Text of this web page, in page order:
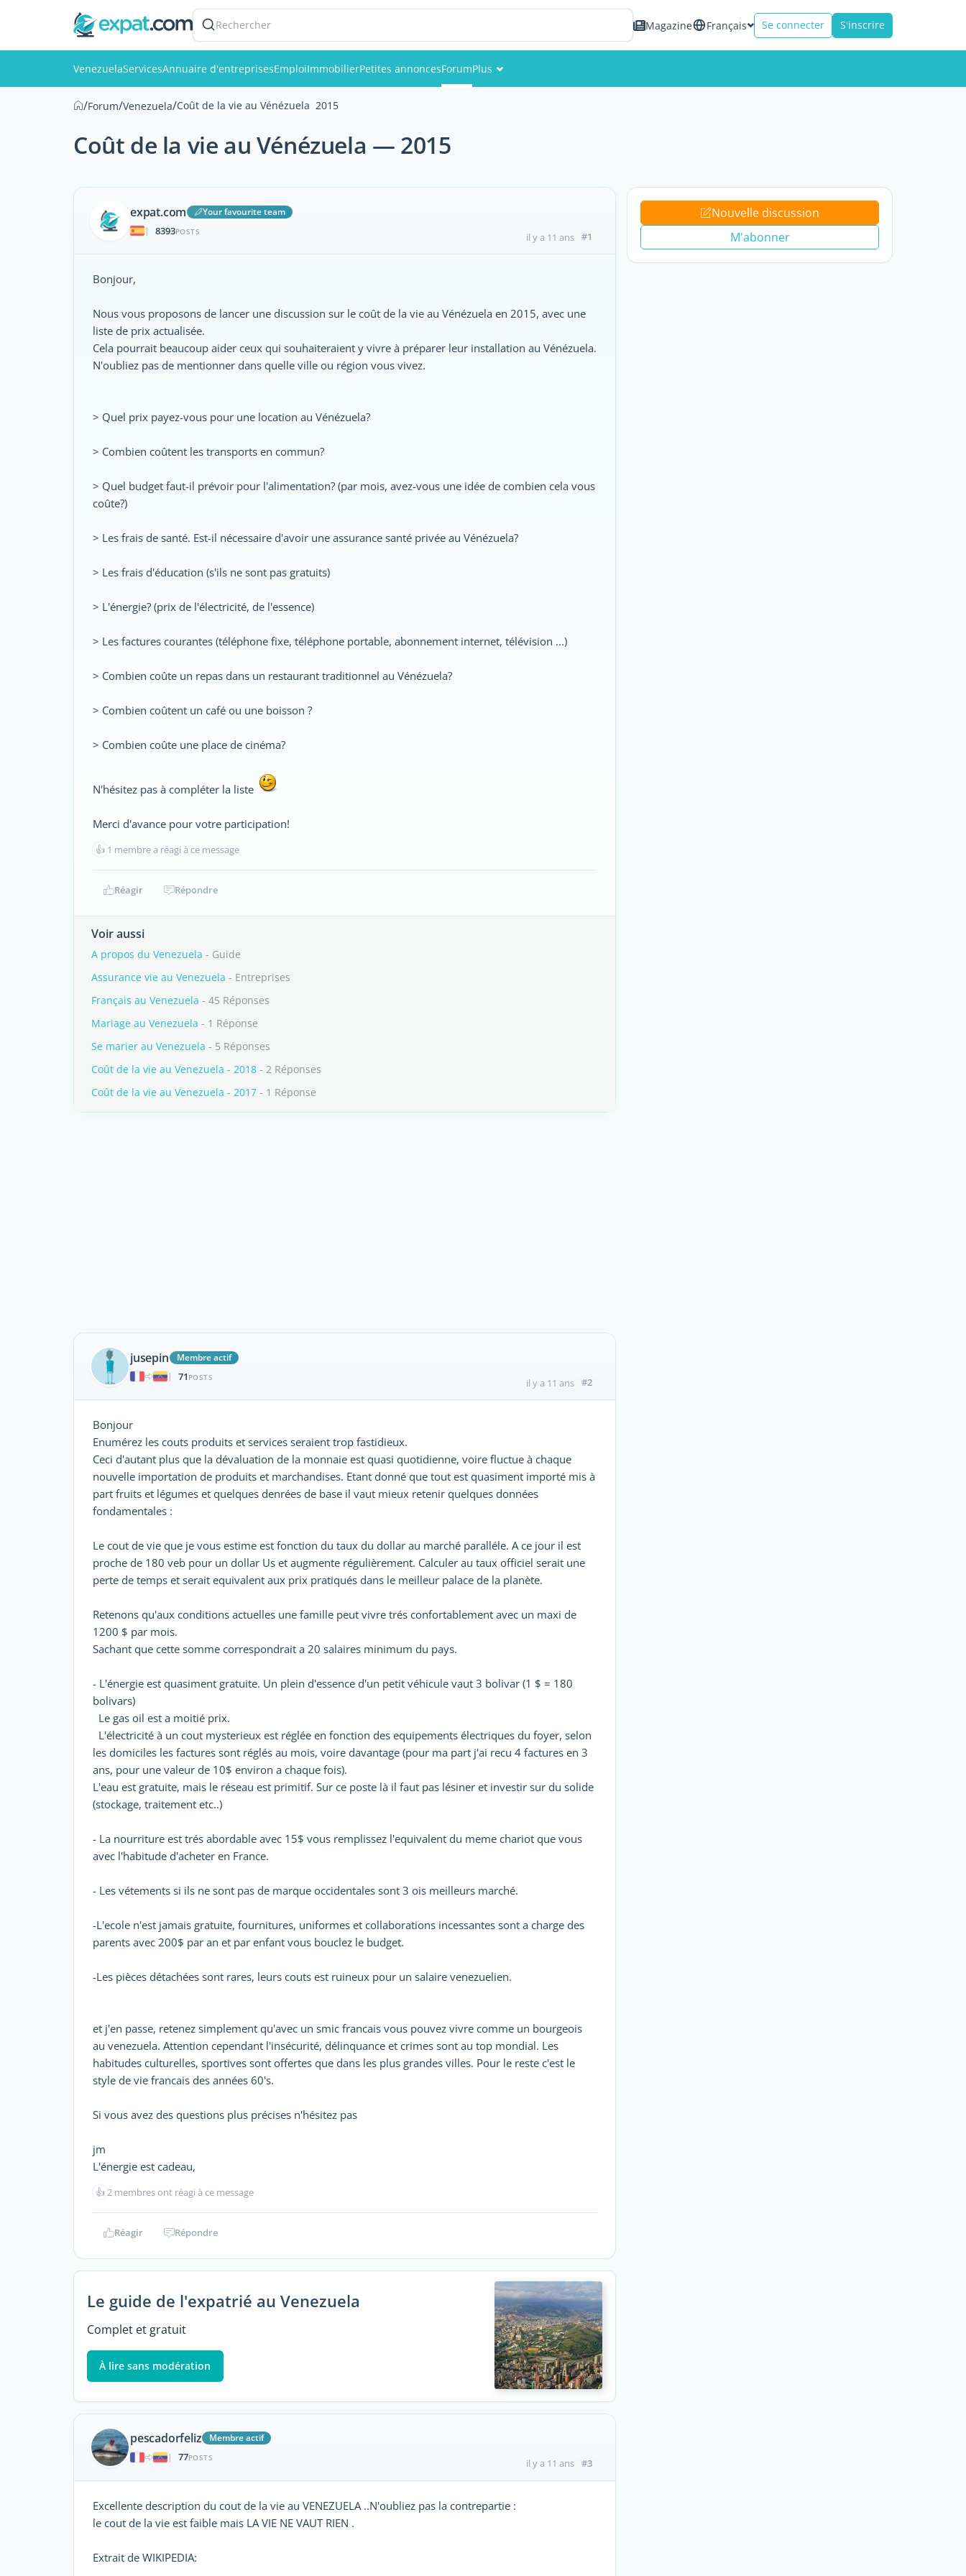
Rechercher Magazine Français Se connecter S'inscrire
VenezuelaServicesAnnuaire d'entreprisesEmploiImmobilierPetites annoncesForumPlus
/Forum/Venezuela/Coût de la vie au Vénézuela  2015
Coût de la vie au Vénézuela — 2015
expat.com
Your favourite team
|
8393POSTS il y a 11 ans #1
Bonjour,
Nous vous proposons de lancer une discussion sur le coût de la vie au Vénézuela en 2015, avec une
liste de prix actualisée.
Cela pourrait beaucoup aider ceux qui souhaiteraient y vivre à préparer leur installation au Vénézuela.
N'oubliez pas de mentionner dans quelle ville ou région vous vivez.
> Quel prix payez-vous pour une location au Vénézuela?
> Combien coûtent les transports en commun?
> Quel budget faut-il prévoir pour l'alimentation? (par mois, avez-vous une idée de combien cela vous
coûte?)
> Les frais de santé. Est-il nécessaire d'avoir une assurance santé privée au Vénézuela?
> Les frais d'éducation (s'ils ne sont pas gratuits)
> L'énergie? (prix de l'électricité, de l'essence)
> Les factures courantes (téléphone fixe, téléphone portable, abonnement internet, télévision ...)
> Combien coûte un repas dans un restaurant traditionnel au Vénézuela?
> Combien coûtent un café ou une boisson ?
> Combien coûte une place de cinéma?
N'hésitez pas à compléter la liste
Merci d'avance pour votre participation!
👍 1 membre a réagi à ce message
Réagir Répondre
Voir aussi
A propos du Venezuela - Guide
Assurance vie au Venezuela - Entreprises
Français au Venezuela - 45 Réponses
Mariage au Venezuela - 1 Réponse
Se marier au Venezuela - 5 Réponses
Coût de la vie au Venezuela - 2018 - 2 Réponses
Coût de la vie au Venezuela - 2017 - 1 Réponse
jusepin
Membre actif
|
71 POSTS il y a 11 ans #2
Bonjour
Enumérez les couts produits et services seraient trop fastidieux.
Ceci d'autant plus que la dévaluation de la monnaie est quasi quotidienne, voire fluctue à chaque
nouvelle importation de produits et marchandises. Etant donné que tout est quasiment importé mis à
part fruits et légumes et quelques denrées de base il vaut mieux retenir quelques données
fondamentales :
Le cout de vie que je vous estime est fonction du taux du dollar au marché paralléle. A ce jour il est
proche de 180 veb pour un dollar Us et augmente régulièrement. Calculer au taux officiel serait une
perte de temps et serait equivalent aux prix pratiqués dans le meilleur palace de la planète.
Retenons qu'aux conditions actuelles une famille peut vivre trés confortablement avec un maxi de
1200 $ par mois.
Sachant que cette somme correspondrait a 20 salaires minimum du pays.
- L'énergie est quasiment gratuite. Un plein d'essence d'un petit véhicule vaut 3 bolivar (1 $ = 180
bolivars)
Le gas oil est a moitié prix.
L'électricité à un cout mysterieux est réglée en fonction des equipements électriques du foyer, selon
les domiciles les factures sont réglés au mois, voire davantage (pour ma part j'ai recu 4 factures en 3
ans, pour une valeur de 10$ environ a chaque fois).
L'eau est gratuite, mais le réseau est primitif. Sur ce poste là il faut pas lésiner et investir sur du solide
(stockage, traitement etc..)
- La nourriture est trés abordable avec 15$ vous remplissez l'equivalent du meme chariot que vous
avec l'habitude d'acheter en France.
- Les vétements si ils ne sont pas de marque occidentales sont 3 ois meilleurs marché.
-L'ecole n'est jamais gratuite, fournitures, uniformes et collaborations incessantes sont a charge des
parents avec 200$ par an et par enfant vous bouclez le budget.
-Les pièces détachées sont rares, leurs couts est ruineux pour un salaire venezuelien.
et j'en passe, retenez simplement qu'avec un smic francais vous pouvez vivre comme un bourgeois
au venezuela. Attention cependant l'insécurité, délinquance et crimes sont au top mondial. Les
habitudes culturelles, sportives sont offertes que dans les plus grandes villes. Pour le reste c'est le
style de vie francais des années 60's.
Si vous avez des questions plus précises n'hésitez pas
jm
L'énergie est cadeau,
👍2 membres ont réagi à ce message
Réagir Répondre
Le guide de l'expatrié au Venezuela
Complet et gratuit
À lire sans modération
pescadorfeliz
Membre actif
|
77POSTS il y a 11 ans #3
Excellente description du cout de la vie au VENEZUELA ..N'oubliez pas la contrepartie :
le cout de la vie est faible mais LA VIE NE VAUT RIEN .
Extrait de WIKIPEDIA:
Nouvelle discussion
M'abonner